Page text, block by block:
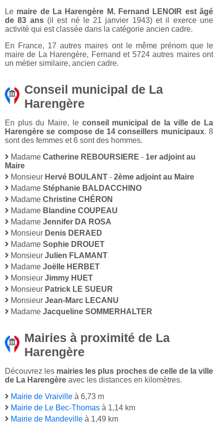
Le maire de La Harengère M. Fernand LENOIR est âgé
de 83 ans(il est né le 21 janvier 1943) et il exerce une
activité qui est classée dans la catégorie ancien cadre.
En France, 17 autres maires ont le même prénom que le
maire de La Harengère, Fernand et 5724 autres maires ont
un métier similaire, ancien cadre.
Conseil municipal de La
Harengère
En plus du Maire, le conseil municipal de la ville de La
Harengère se compose de 14 conseillers municipaux. 8
sont des femmes et 6 sont des hommes.
Madame Catherine REBOURSIERE - 1er adjoint au
Maire
Monsieur Hervé BOULANT - 2ème adjoint au Maire
Madame Stéphanie BALDACCHINO
Madame Christine CHÉRON
Madame Blandine COUPEAU
Madame Jennifer DA ROSA
Monsieur Denis DERAED
Madame Sophie DROUET
Monsieur Julien FLAMANT
Madame Joëlle HERBET
Monsieur Jimmy HUET
Monsieur Patrick LE SUEUR
Monsieur Jean-Marc LECANU
Madame Jacqueline SOMMERHALTER
Mairies à proximité de La
Harengère
Découvrez les mairies les plus proches de celle de la ville
de La Harengère avec les distances en kilomètres.
Mairie de Vraiville à 6,73 m
Mairie de Le Bec-Thomas à 1,14 km
Mairie de Mandeville à 1,49 km